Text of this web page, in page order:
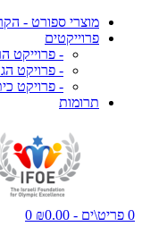
מוצרי ספורט -
פרוייקטים
- פרוייקט
- פרויקט
- פרויקט
תרומות
0 פריט\ים - ₪0.00
0